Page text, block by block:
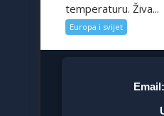
temperaturu. Živa...
Europa i svijet
Email: